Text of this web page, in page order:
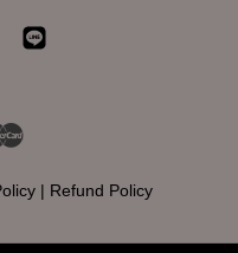
Master
Refund Policy